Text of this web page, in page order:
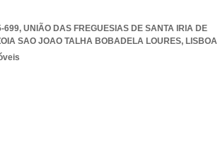
UNIÃO DAS FREGUESIAS DE SANTA IRIA DE
SAO JOAO TALHA BOBADELA LOURES, LISBOA